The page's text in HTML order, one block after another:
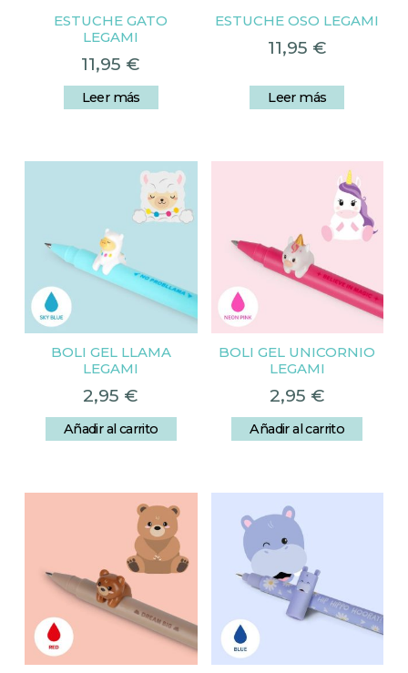
ESTUCHE GATO
LEGAMI
11,95 €
Leer más
ESTUCHE OSO LEGAMI
11,95 €
Leer más
BOLI GEL LLAMA
LEGAMI
2,95 €
Añadir al carrito
BOLI GEL UNICORNIO
LEGAMI
2,95 €
Añadir al carrito